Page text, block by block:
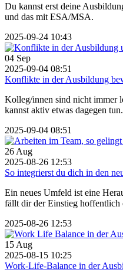
Du kannst erst deine
und das mit ESA/MSA.
2025-09-24 10:43
04 Sep
2025-09-04 08:51
Konflikte in der Ausbildung
Kolleg/innen sind nicht immer
kannst aktiv etwas dagegen tun.
2025-09-04 08:51
26 Aug
2025-08-26 12:53
So integrierst du dich in den
Ein neues Umfeld ist eine
fällt dir der Einstieg hoffentlich
2025-08-26 12:53
15 Aug
2025-08-15 10:25
Work-Life-Balance in der